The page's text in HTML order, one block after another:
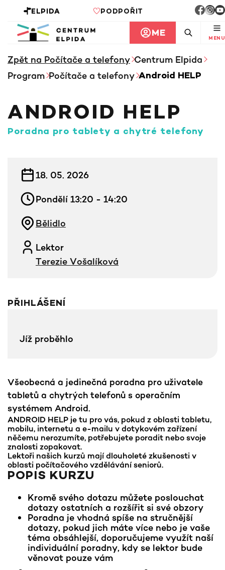
ELPIDA PODPOŘIT
ME MENU
Zpět na Počítače a telefony Centrum Elpida
Program Počítače a telefony Android HELP
ANDROID HELP
Poradna pro tablety a chytré telefony
Všeobecná a jedinečná poradna pro uživatele
tabletů a chytrých telefonů s operačním
systémem Android.
ANDROID HELP je tu pro vás, pokud z oblasti tabletu,
mobilu, internetu a e-mailu v dotykovém zařízení
něčemu nerozumíte, potřebujete poradit nebo svoje
znalosti zopakovat.
Lektoři našich kurzů mají dlouholeté zkušenosti v
oblasti počítačového vzdělávání seniorů.
POPIS KURZU
Kromě svého dotazu můžete poslouchat
dotazy ostatních a rozšířit si své obzory
Poradna je vhodná spíše na stručnější
dotazy, pokud jich máte více nebo je vaše
téma obsáhlejší, doporučujeme využít naší
individuální poradny, kdy se lektor bude
věnovat pouze vám
18. 05. 2026
Pondělí 13:20 - 14:20
Bělidlo
Lektor
Terezie Vošalíková
PŘIHLÁŠENÍ
Jíž proběhlo